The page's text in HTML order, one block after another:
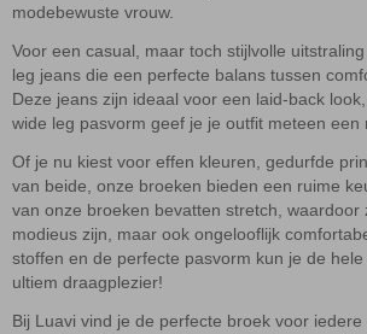
modebewuste vrouw.
Voor een casual, maar toch stijlvolle
leg jeans die een perfecte balans tussen
Deze jeans zijn ideaal voor een laid-back
wide leg pasvorm geef je je outfit meteen een
Of je nu kiest voor effen kleuren, gedurfde
van beide, onze broeken bieden een ruime
van onze broeken bevatten stretch, waardoor
modieus zijn, maar ook ongelooflijk
stoffen en de perfecte pasvorm kun je de
ultiem draagplezier!
Bij Luavi vind je de perfecte broek voor